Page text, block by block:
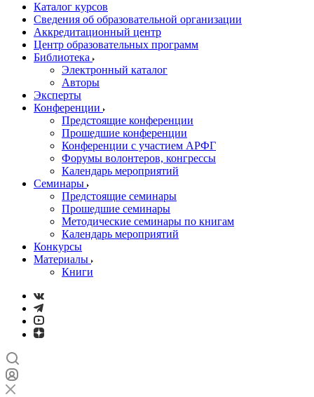
Каталог курсов
Сведения об образовательной организации
Аккредитационный центр
Центр образовательных программ
Библиотека
Электронный каталог
Авторы
Эксперты
Конференции
Предстоящие конференции
Прошедшие конференции
Конференции с участием АРФГ
Форумы волонтеров, конгрессы
Календарь мероприятий
Семинары
Предстоящие семинары
Прошедшие семинары
Методические семинары по книгам
Календарь мероприятий
Конкурсы
Материалы
Книги